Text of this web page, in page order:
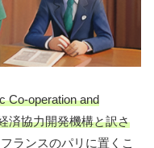
Co-operation and
済協力開発機構と訳さ
ランスのパリに置くこ